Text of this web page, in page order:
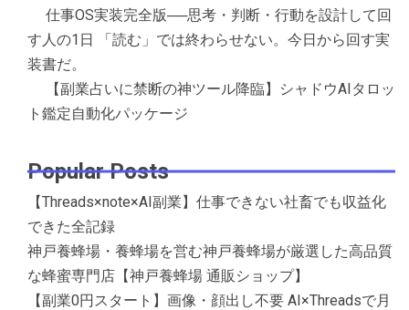
仕事OS実装完全版──思考・判断・行動を設計して回
す人の1日 「読む」では終わらせない。今日から回す実
装書だ。
【副業占いに禁断の神ツール降臨】シャドウAIタロッ
ト鑑定自動化パッケージ
Popular Posts
【Threads×note×AI副業】仕事できない社畜でも収益化
できた全記録
神戸養蜂場・養蜂場を営む神戸養蜂場が厳選した高品質
な蜂蜜専門店【神戸養蜂場 通販ショップ】
【副業0円スタート】画像・顔出し不要 AI×Threadsで月